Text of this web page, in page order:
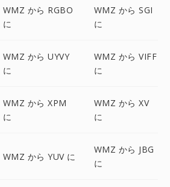
WMZ から RGBO
に
WMZ から SGI
に
WMZ から UYVY
に
WMZ から VIFF
に
WMZ から XPM
に
WMZ から XV
に
WMZ から YUV に
WMZ から JBG
に